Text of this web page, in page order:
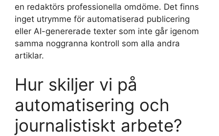
en redaktörs professionella omdöme. Det finns
inget utrymme för automatiserad publicering
eller AI-genererade texter som inte går igenom
samma noggranna kontroll som alla andra
artiklar.
Hur skiljer vi på
automatisering och
journalistiskt arbete?